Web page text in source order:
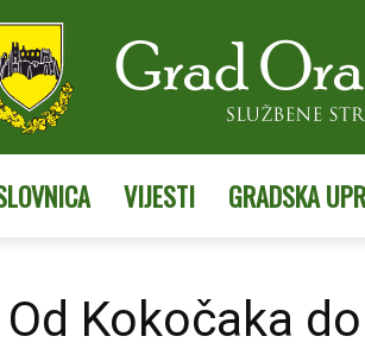
VIJESTI GRADSKA
Od Kokočaka